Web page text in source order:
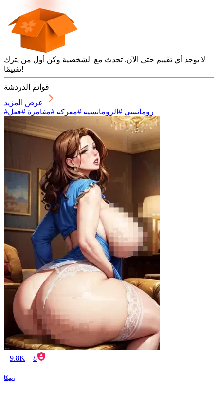
لا يوجد أي تقييم حتى الآن. تحدث مع الشخصية وكن أول من يترك
تقييمًا!
قوائم الدردشة
عرض المزيد
#رومانسي #الرومانسية #معركة #مفامرة #فعل
9.8K 8
ريبيكا